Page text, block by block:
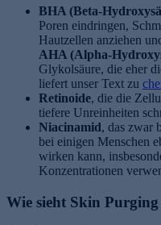
BHA (Beta-
Poren eindringen,
Hautzellen anziehen
AHA (Alpha-
Glykolsäure, die eher
liefert unser Text zu
Retinoide, die die
tiefere Unreinheiten
Niacinamid, das zwar
bei einigen Menschen
wirken kann,
Konzentrationen
Wie sieht Skin Purging